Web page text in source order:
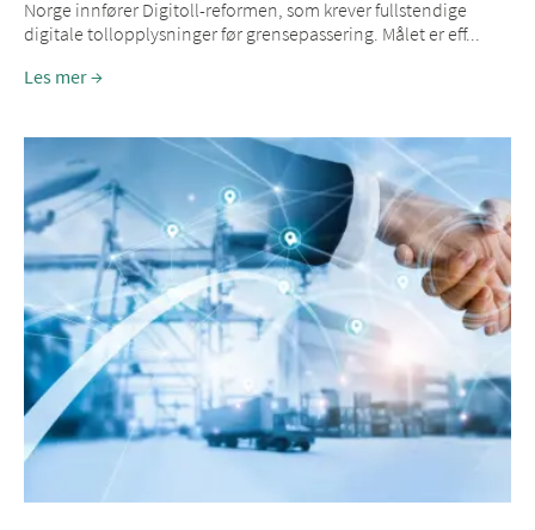
Norge innfører Digitoll-reformen, som krever fullstendige
digitale tollopplysninger før grensepassering. Målet er eff...
Les mer